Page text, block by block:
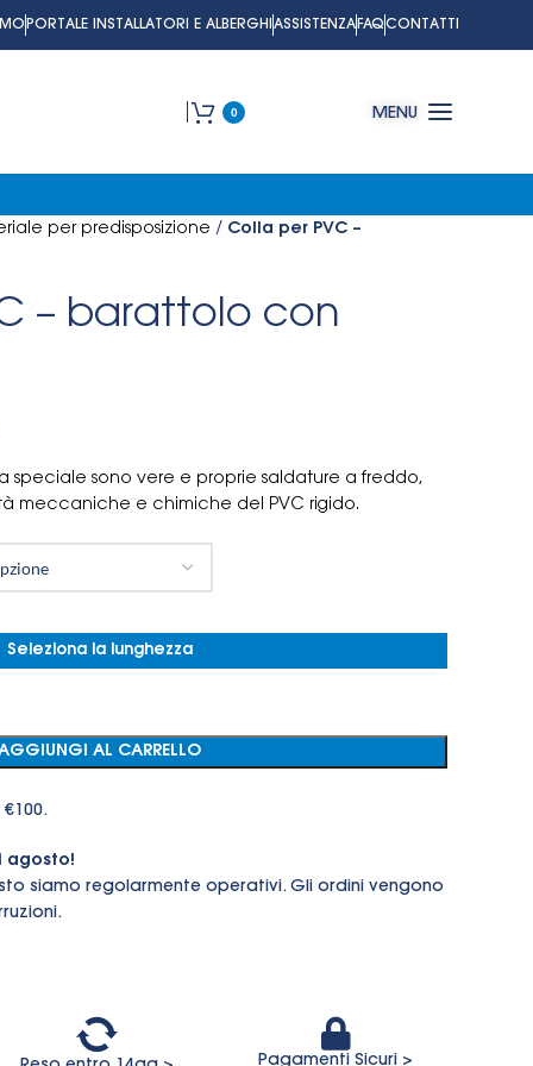
PORTALE INSTALLATORI E ALBERGHI ASSISTENZA FAQCONTATTI
0 MENU
per predisposizione / Colla per PVC –
– barattolo con
speciale sono vere e proprie saldature a freddo,
meccaniche e chimiche del PVC rigido.
Seleziona la lunghezza
AL CARRELLO
agosto!
siamo regolarmente operativi. Gli ordini vengono
Pagamenti Sicuri >